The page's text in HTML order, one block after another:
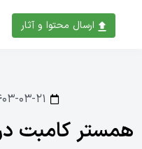
ارسال محتوا و آثار
۱۴۰۳-
همستر کامبت